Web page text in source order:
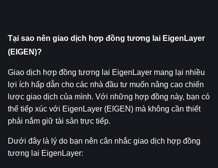
Tại sao nên giao dịch hợp đồng tương lai EigenLayer
(EIGEN)?
Giao dịch hợp đồng tương lai EigenLayer mang lại nhiều
lợi ích hấp dẫn cho các nhà đầu tư muốn nâng cao chiến
lược giao dịch của mình. Với những hợp đồng này, bạn có
thể tiếp xúc với EigenLayer (EIGEN) mà không cần thiết
phải nắm giữ tài sản trực tiếp.
Dưới đây là lý do bạn nên cân nhắc giao dịch hợp đồng
tương lai EigenLayer: